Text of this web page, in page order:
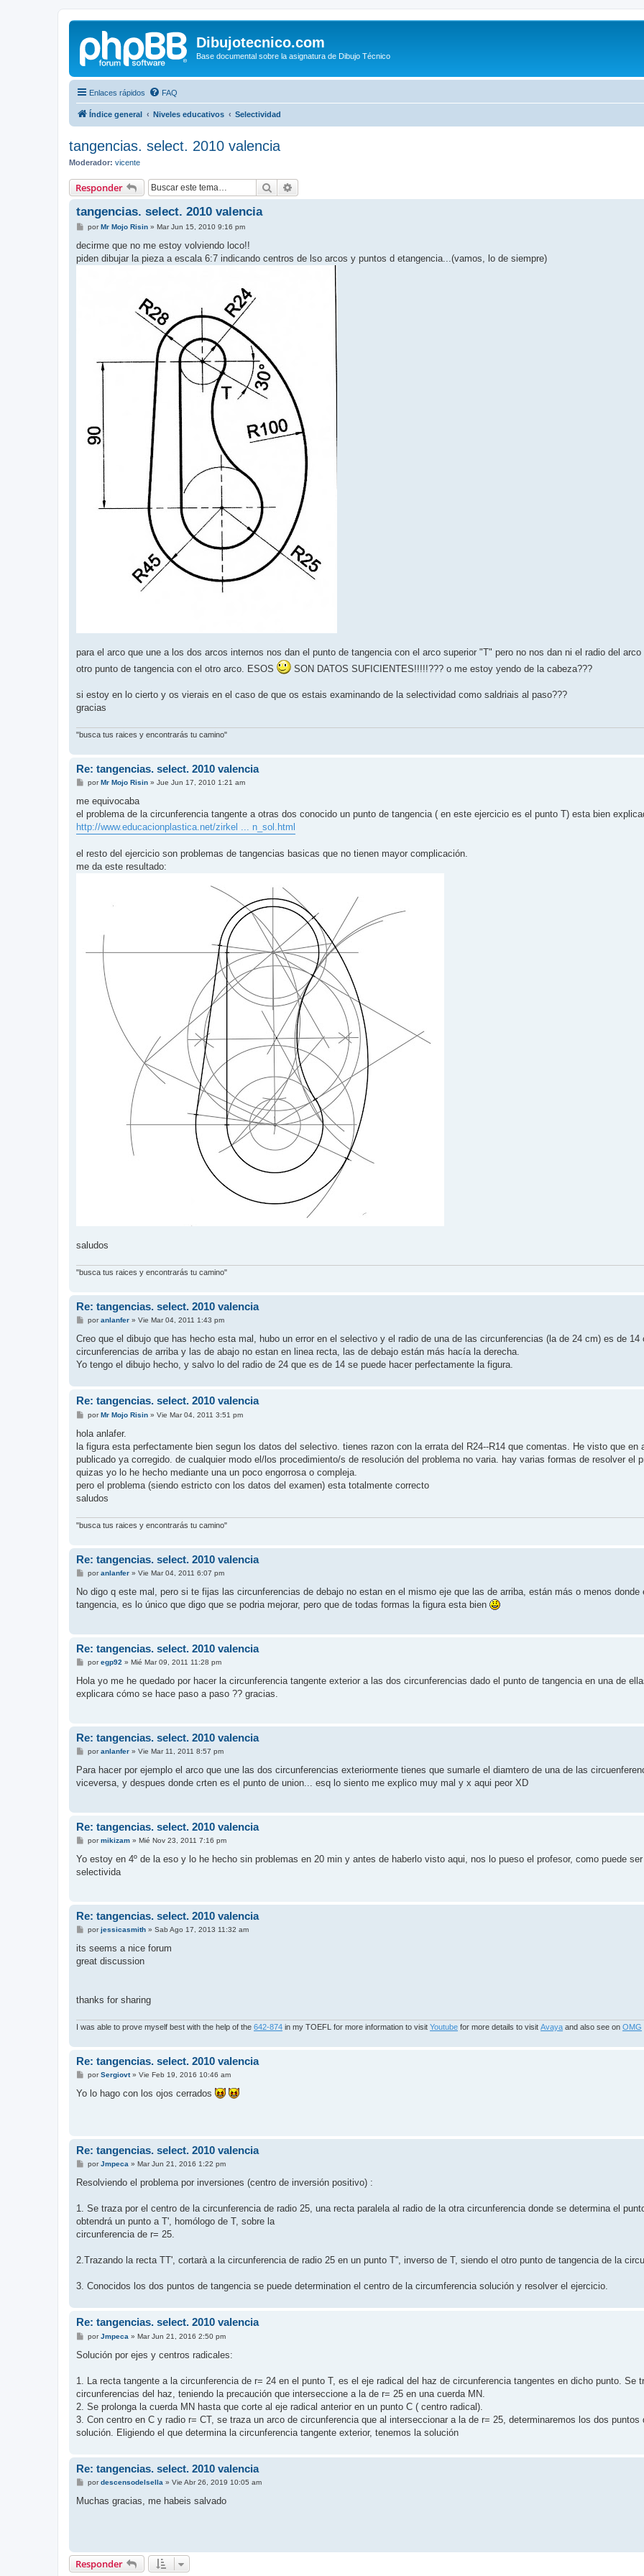
Dibujotecnico.com
Base documental sobre la asignatura de Dibujo Técnico
Enlaces rápidos FAQ
Índice general Niveles educativos Selectividad
tangencias. select. 2010 valencia
Moderador: vicente
Responder Buscar
tangencias. select. 2010 valencia
M
n
a
porMr Mojo Risin» Mar Jun 15, 2010 9:16 pm
decirme que no me estoy volviendo loco!!
piden dibujar la pieza a escala 6:7 indicando centros de lso arcos y puntos d etangencia...(vamos, lo de siempre)
para el arco que une a los dos arcos internos nos dan el punto de tangencia con el arco superior "T" pero no nos dan ni el radio del
otro punto de tangencia con el otro arco. ESOS
SON DATOS SUFICIENTES!!!!!??? o me estoy yendo de la cabeza???
si estoy en lo cierto y os vierais en el caso de que os estais examinando de la selectividad como saldriais al paso???
gracias
"busca tus raices y encontrarás tu camino"
Re: tangencias. select. 2010 valencia
M
n
a
j
e
porMr Mojo Risin» Jue Jun 17, 2010 1:21 am
me equivocaba
el problema de la circunferencia tangente a otras dos conocido un punto de tangencia ( en este ejercicio es el punto T) esta bien
http://www.educacionplastica.net/zirkel ... n_sol.html
el resto del ejercicio son problemas de tangencias basicas que no tienen mayor complicación.
me da este resultado:
saludos
"busca tus raices y encontrarás tu camino"
Re: tangencias. select. 2010 valencia
M
n
a
j
poranlanfer» Vie Mar 04, 2011 1:43 pm
Creo que el dibujo que has hecho esta mal, hubo un error en el selectivo y el radio de una de las circunferencias (la de 24 cm) es de
circunferencias de arriba y las de abajo no estan en linea recta, las de debajo están más hacía la derecha.
Yo tengo el dibujo hecho, y salvo lo del radio de 24 que es de 14 se puede hacer perfectamente la figura.
Re: tangencias. select. 2010 valencia
M
n
a
j
porMr Mojo Risin» Vie Mar 04, 2011 3:51 pm
hola anlafer.
la figura esta perfectamente bien segun los datos del selectivo. tienes razon con la errata del R24--R14 que comentas. He visto que en
publicado ya corregido. de cualquier modo el/los procedimiento/s de resolución del problema no varia. hay varias formas de resolver el
quizas yo lo he hecho mediante una un poco engorrosa o compleja.
pero el problema (siendo estricto con los datos del examen) esta totalmente correcto
saludos
"busca tus raices y encontrarás tu camino"
Re: tangencias. select. 2010 valencia
M
n
a
poranlanfer» Vie Mar 04, 2011 6:07 pm
No digo q este mal, pero si te fijas las circunferencias de debajo no estan en el mismo eje que las de arriba, están más o menos donde
tangencia, es lo único que digo que se podria mejorar, pero que de todas formas la figura esta bien
Re: tangencias. select. 2010 valencia
M
n
a
poregp92 » Mié Mar 09, 2011 11:28 pm
Hola yo me he quedado por hacer la circunferencia tangente exterior a las dos circunferencias dado el punto de tangencia en una de
explicara cómo se hace paso a paso ?? gracias.
Re: tangencias. select. 2010 valencia
M
n
a
poranlanfer» Vie Mar 11, 2011 8:57 pm
Para hacer por ejemplo el arco que une las dos circunferencias exteriormente tienes que sumarle el diamtero de una de las
viceversa, y despues donde crten es el punto de union... esq lo siento me explico muy mal y x aqui peor XD
Re: tangencias. select. 2010 valencia
M
n
a
pormikizam» Mié Nov 23, 2011 7:16 pm
Yo estoy en 4º de la eso y lo he hecho sin problemas en 20 min y antes de haberlo visto aqui, nos lo pueso el profesor, como puede
selectivida
Re: tangencias. select. 2010 valencia
M
n
a
porjessicasmith» Sab Ago 17, 2013 11:32 am
its seems a nice forum
great discussion
thanks for sharing
I was able to prove myself best with the help of the 642-874 in my TOEFL for more information to visit Youtube for more details to visit Avaya and also see on OMG
Re: tangencias. select. 2010 valencia
M
n
porSergiovt» Vie Feb 19, 2016 10:46 am
Yo lo hago con los ojos cerrados
Re: tangencias. select. 2010 valencia
M
n
porJmpeca» Mar Jun 21, 2016 1:22 pm
Resolviendo el problema por inversiones (centro de inversión positivo) :
1. Se traza por el centro de la circunferencia de radio 25, una recta paralela al radio de la otra circunferencia donde se determina el
obtendrá un punto a T', homólogo de T, sobre la
circunferencia de r= 25.
2.Trazando la recta TT', cortarà a la circunferencia de radio 25 en un punto T'', inverso de T, siendo el otro punto de tangencia de la
3. Conocidos los dos puntos de tangencia se puede determination el centro de la circumferencia solución y resolver el ejercicio.
Re: tangencias. select. 2010 valencia
M
n
porJmpeca » Mar Jun 21, 2016 2:50 pm
Solución por ejes y centros radicales:
1. La recta tangente a la circunferencia de r= 24 en el punto T, es el eje radical del haz de circunferencia tangentes en dicho punto. Se
circunferencias del haz, teniendo la precaución que interseccione a la de r= 25 en una cuerda MN.
2. Se prolonga la cuerda MN hasta que corte al eje radical anterior en un punto C ( centro radical).
3. Con centro en C y radio r= CT, se traza un arco de circunferencia que al interseccionar a la de r= 25, determinaremos los dos puntos
solución. Eligiendo el que determina la circunferencia tangente exterior, tenemos la solución
Re: tangencias. select. 2010 valencia
M
n
pordescensodelsella» Vie Abr 26, 2019 10:05 am
Muchas gracias, me habeis salvado
Responder